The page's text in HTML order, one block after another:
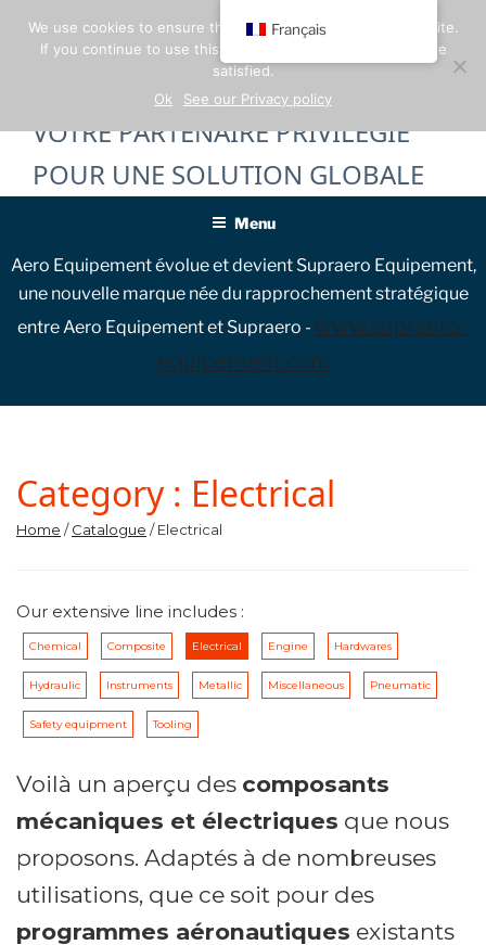
content
VOTRE PARTENAIRE PRIVILÉGIÉ
POUR UNE SOLUTION GLOBALE
Menu
Aero Equipement évolue et devient Supraero Equipement,
une nouvelle marque née du rapprochement stratégique
entre Aero Equipement et Supraero - www.supraero-
equipement.com
Category : Electrical
Home /Catalogue / Electrical
Our extensive line includes :
Chemical Composite Electrical Engine Hardwares
Hydraulic Instruments Metallic Miscellaneous Pneumatic
Safety equipment Tooling
Voilà un aperçu des composants
mécaniques et électriques que nous
proposons. Adaptés à de nombreuses
utilisations, que ce soit pour des
programmes aéronautiques existants
Français
We use cookies to ensure the best experience on our website.
If you continue to use this site, we will assume that you are
satisfied.
Ok
See our Privacy policy